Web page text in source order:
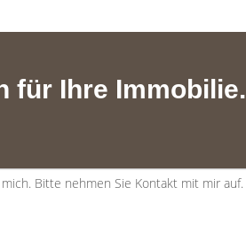
für Ihre Immobilie.